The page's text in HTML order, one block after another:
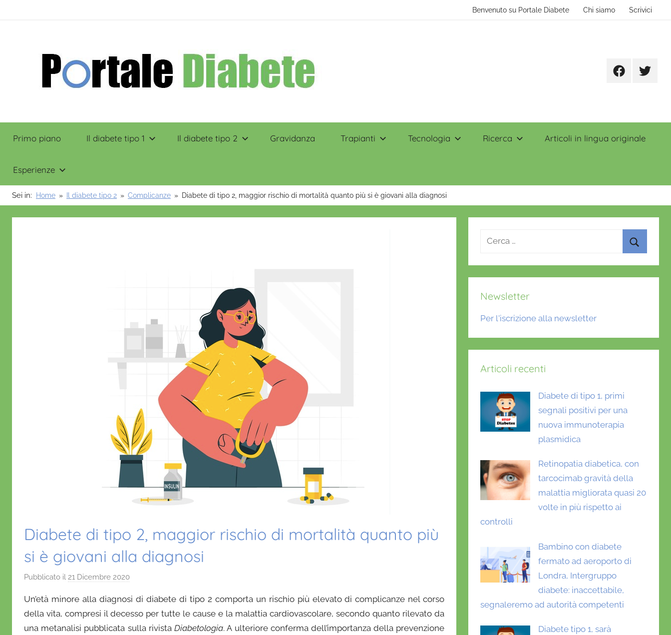
Benvenuto su Portale Diabete Chi siamo Scrivici
Portale
Diabete
FacebookTwitter
Primo piano Il diabete tipo 1 Il diabete tipo 2 Gravidanza Trapianti Tecnologia Ricerca Articoli in lingua originale
Esperienze
Sei in: Home Il diabete tipo 2 Complicanze Diabete di tipo 2, maggior rischio di mortalità quanto più si è giovani alla diagnosi
Diabete di tipo 2, maggior rischio di mortalità quanto più
si è giovani alla diagnosi
Pubblicato il 21 Dicembre 2020
D
a
n
Un’età minore alla diagnosi di diabete di tipo 2 comporta un rischio più elevato di complicanze nel corso
della vita, compresi il decesso per tutte le cause e la malattia cardiovascolare, secondo quanto rilevato da
una metanalisi pubblicata sulla rivistaDiabetologia. A ulteriore conferma dell’importanza della prevenzione
Ricerca
Newsletter
Per l'iscrizione alla newsletter
Articoli recenti
Diabete di tipo 1, primi
segnali positivi per una
nuova immunoterapia
plasmidica
Retinopatia diabetica, con
tarcocimab gravità della
malattia migliorata quasi 20
volte in più rispetto ai
controlli
Bambino con diabete
fermato ad aeroporto di
Londra, Intergruppo
diabete: inaccettabile,
segnaleremo ad autorità competenti
Diabete tipo 1, sarà